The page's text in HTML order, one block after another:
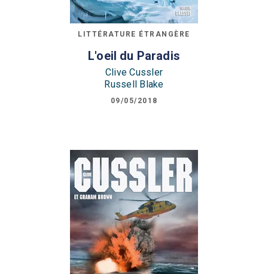
LITTÉRATURE ÉTRANGÈRE
L'oeil du Paradis
Clive Cussler
Russell Blake
09/05/2018